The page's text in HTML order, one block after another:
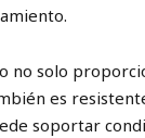
no solo
es
soportar